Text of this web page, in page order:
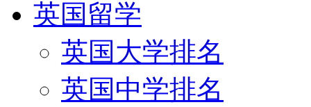
英国留学
英国大学排名
英国中学排名